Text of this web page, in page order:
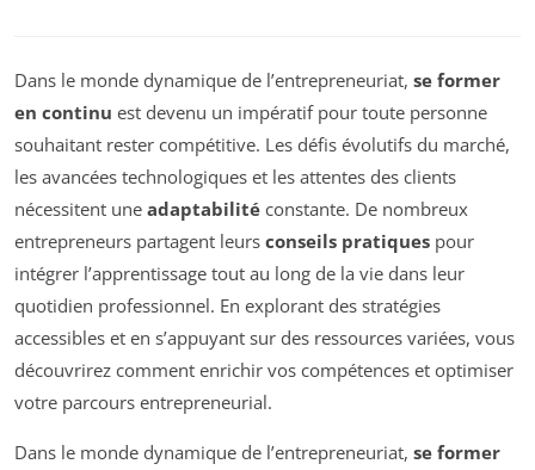
Dans le monde dynamique de l’entrepreneuriat, se former
en continu est devenu un impératif pour toute personne
souhaitant rester compétitive. Les défis évolutifs du marché,
les avancées technologiques et les attentes des clients
nécessitent une adaptabilité constante. De nombreux
entrepreneurs partagent leurs conseils pratiques pour
intégrer l’apprentissage tout au long de la vie dans leur
quotidien professionnel. En explorant des stratégies
accessibles et en s’appuyant sur des ressources variées, vous
découvrirez comment enrichir vos compétences et optimiser
votre parcours entrepreneurial.
Dans le monde dynamique de l’entrepreneuriat, se former